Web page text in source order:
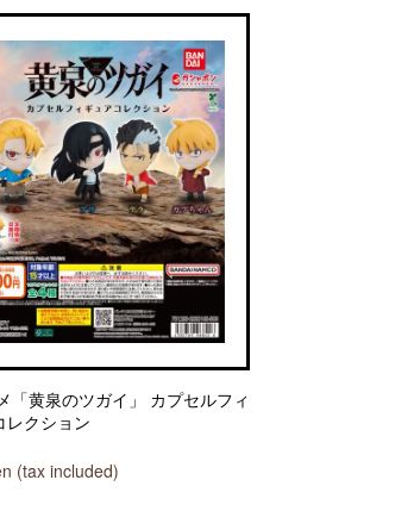
「黄泉のツガイ」 カプセルフィ
レクション
(tax included)